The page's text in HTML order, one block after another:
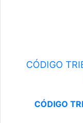
CÓDIGO
CÓDIGO